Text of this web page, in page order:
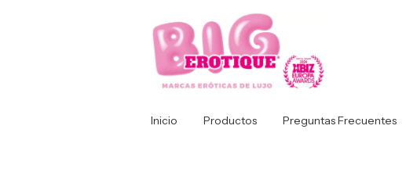
Inicio Productos Preguntas Frecuentes